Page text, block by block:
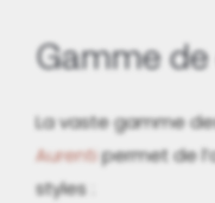
Gamme
La vaste gamme
Aurentipermet de
styles :